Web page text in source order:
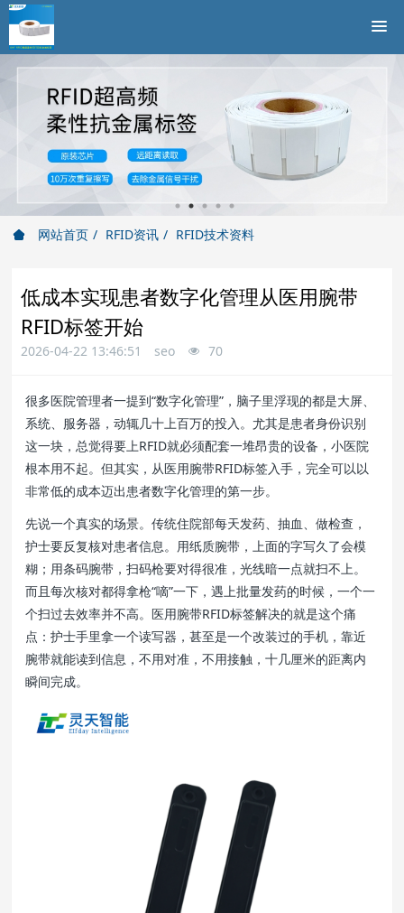
网站首页 RFID资讯 RFID技术资料
低成本实现患者数字化管理从医用腕带
RFID标签开始
2026-04-22 13:46:51 seo 70
很多医院管理者一提到“数字化管理”，脑子里浮现的都是大屏、
系统、服务器，动辄几十上百万的投入。尤其是患者身份识别
这一块，总觉得要上RFID就必须配套一堆昂贵的设备，小医院
根本用不起。但其实，从医用腕带RFID标签入手，完全可以以
非常低的成本迈出患者数字化管理的第一步。
先说一个真实的场景。传统住院部每天发药、抽血、做检查，
护士要反复核对患者信息。用纸质腕带，上面的字写久了会模
糊；用条码腕带，扫码枪要对得很准，光线暗一点就扫不上。
而且每次核对都得拿枪“嘀”一下，遇上批量发药的时候，一个一
个扫过去效率并不高。医用腕带RFID标签解决的就是这个痛
点：护士手里拿一个读写器，甚至是一个改装过的手机，靠近
腕带就能读到信息，不用对准，不用接触，十几厘米的距离内
瞬间完成。